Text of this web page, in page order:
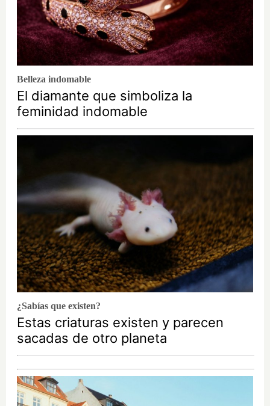
Belleza indomable
El diamante que simboliza la
feminidad indomable
¿Sabías que existen?
Estas criaturas existen y parecen
sacadas de otro planeta